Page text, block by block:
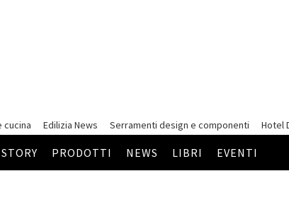
cucina Edilizia News Serramenti design e componenti Hotel
PRODOTTI NEWS LIBRI EVENTI